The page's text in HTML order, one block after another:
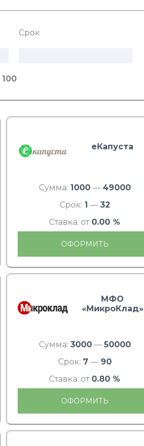
Срок
100
еКапуста
Сумма: 1000— 49000
Срок: 1 — 32
Ставка: от 0.00 %
ОФОРМИТЬ
МФО
«МикроКлад»
Сумма: 3000— 50000
Срок: 7 — 90
Ставка: от 0.80 %
ОФОРМИТЬ